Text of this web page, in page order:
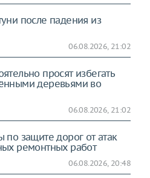
после падения из
06.08.2026, 21:02
просят избегать
деревьями во
06.08.2026, 21:02
защите дорог от атак
ремонтных работ
06.08.2026, 20:48